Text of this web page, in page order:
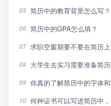
05 简历中的教育背景怎么写？
06 简历中的GPA怎么填？
07 求职空窗期要不要在简历
08 大学生去实习需要准备简
09 你真的了解简历中的字体
10 何种证书可以写进简历中